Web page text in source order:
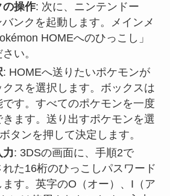
の操作: 次に、ニンテンドー
ンクを起動します。メインメ
HOMEへのひっこし」
い。
: HOMEへ送りたいポケモンが
クスを選択します。ボックスは
す。すべてのポケモンを一度
ます。送り出すポケモンを選
タンを押して決定します。
: 3DSの画面に、手順2で
た16桁のひっこしパスワード
す。英字のO（オー）、I（ア